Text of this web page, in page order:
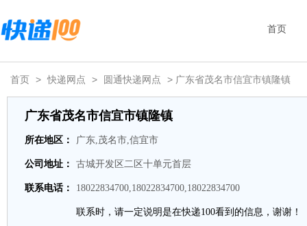
首页
首页 > 快递网点 > 圆通快递网点 > 广东省茂名市信宜市镇隆镇
广东省茂名市信宜市镇隆镇
所在地区： 广东,茂名市,信宜市
公司地址： 古城开发区二区十单元首层
联系电话： 18022834700,18022834700,18022834700
联系时，请一定说明是在快递100看到的信息，谢谢！